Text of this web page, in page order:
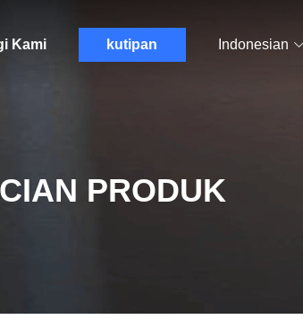
Kami kutipan Indonesian
PRODUK